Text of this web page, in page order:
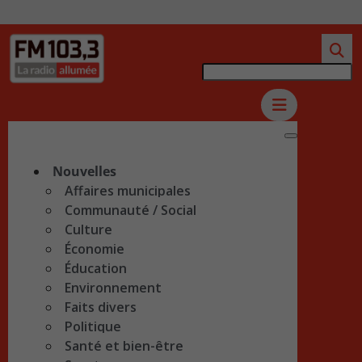
Nouvelles
Affaires municipales
Communauté / Social
Culture
Économie
Éducation
Environnement
Faits divers
Politique
Santé et bien-être